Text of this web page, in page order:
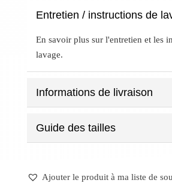
à
Entretien / instructions de
En savoir plus sur l'entretien et les
lavage.
Informations de livraison
Guide des tailles
Ajouter le produit à ma liste de